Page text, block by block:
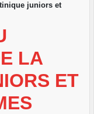
juniors et
LA
ET